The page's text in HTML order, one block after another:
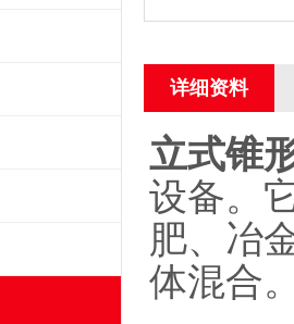
详细资料
立式锥
设备。
肥、冶
体混合